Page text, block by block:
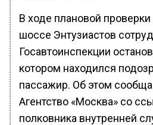
В ходе плановой
шоссе Энтузиастов
Госавтоинспекции
котором находился
пассажир. Об этом
Агентство «Москва» со
полковника внутренней